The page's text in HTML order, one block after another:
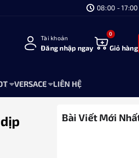
08:00 - 17:00
Tài khoản
Đăng nhập ngay Giỏ hàng
VERSACE LIÊN HỆ
Bài Viết Mới